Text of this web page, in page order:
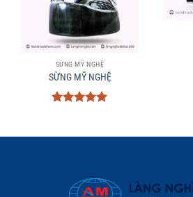
SỪNG MỸ NGHỆ
SỪNG MỸ NGHỆ
sao